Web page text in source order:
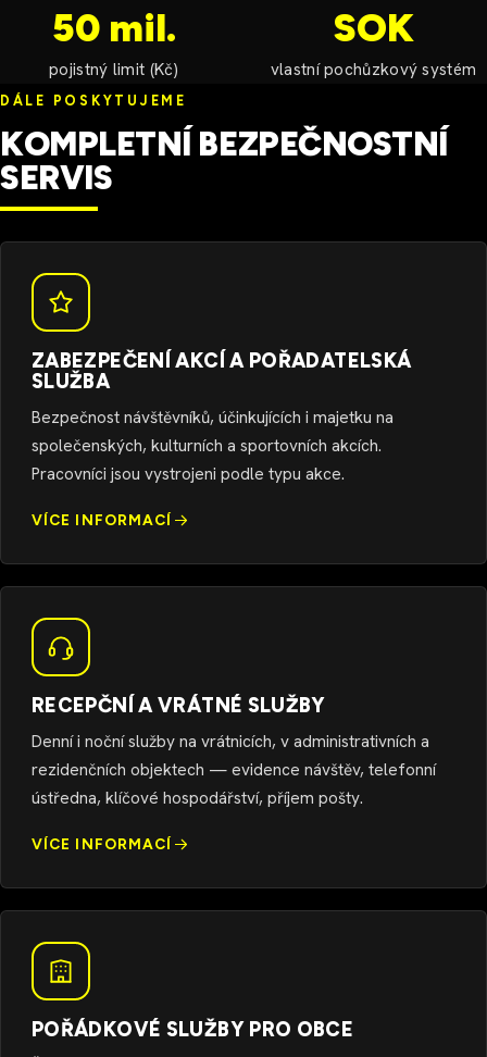
50 mil.
pojistný limit (Kč)
SOK
vlastní pochůzkový systém
DÁLE POSKYTUJEME
KOMPLETNÍ BEZPEČNOSTNÍ
SERVIS
ZABEZPEČENÍ AKCÍ A POŘADATELSKÁ
SLUŽBA
Bezpečnost návštěvníků, účinkujících i majetku na
společenských, kulturních a sportovních akcích.
Pracovníci jsou vystrojeni podle typu akce.
VÍCE INFORMACÍ
RECEPČNÍ A VRÁTNÉ SLUŽBY
Denní i noční služby na vrátnicích, v administrativních a
rezidenčních objektech — evidence návštěv, telefonní
ústředna, klíčové hospodářství, příjem pošty.
VÍCE INFORMACÍ
POŘÁDKOVÉ SLUŽBY PRO OBCE